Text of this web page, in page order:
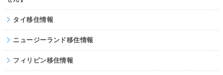
タイ移住情報
ニュージーランド移住情報
フィリピン移住情報